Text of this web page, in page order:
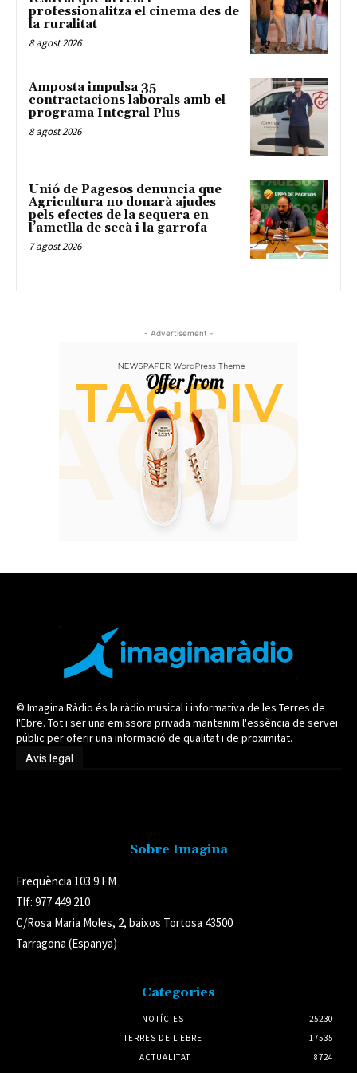
professionalitza el cinema des de
la ruralitat
8 agost 2026
Amposta impulsa 35
contractacions laborals amb el
programa Integral Plus
8 agost 2026
Unió de Pagesos denuncia que
Agricultura no donarà ajudes
pels efectes de la sequera en
l’ametlla de secà i la garrofa
7 agost 2026
- Advertisement -
© Imagina Ràdio és la ràdio musical i informativa de les Terres de
l'Ebre. Tot i ser una emissora privada mantenim l'essència de servei
públic per oferir una informació de qualitat i de proximitat.
Avís legal
Sobre Imagina
Freqüència 103.9 FM
Tlf: 977 449 210
C/Rosa Maria Moles, 2, baixos Tortosa 43500
Tarragona (Espanya)
Categories
NOTÍCIES
25230
TERRES DE L'EBRE
17535
ACTUALITAT
8724